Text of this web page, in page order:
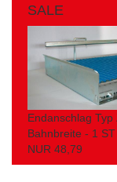
SALE
Endanschlag Typ
Bahnbreite - 1 ST
NUR 48,79